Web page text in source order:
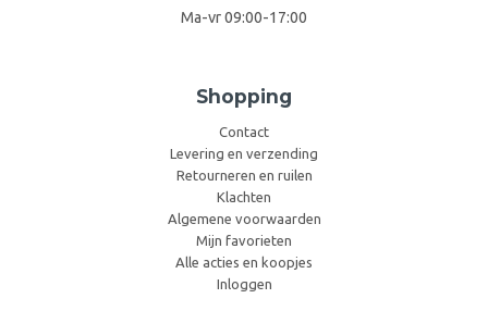
Ma-vr 09:00-17:00
Shopping
Contact
Levering en verzending
Retourneren en ruilen
Klachten
Algemene voorwaarden
Mijn favorieten
Alle acties en koopjes
Inloggen